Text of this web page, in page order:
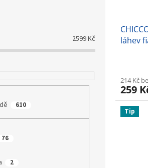
2599Kč
610
76
2
láhev
214 Kč
259
Tip